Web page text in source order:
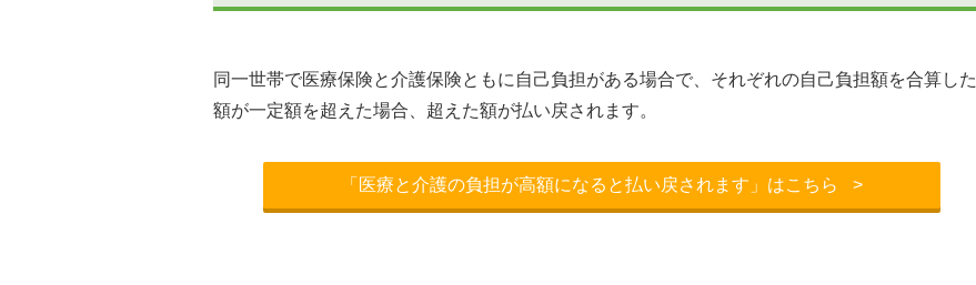
同一世帯で医療保険と介護保険ともに自己負担がある場合で、それぞれの自己負担額を合算した
額が一定額を超えた場合、超えた額が払い戻されます。
「医療と介護の負担が高額になると払い戻されます」はこちら >